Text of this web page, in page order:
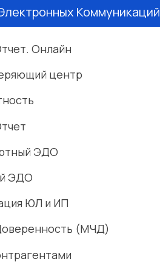
Коммуникаций
Онлайн
центр
ЭДО
ЭДО
ЮЛ и ИП
(МЧД)